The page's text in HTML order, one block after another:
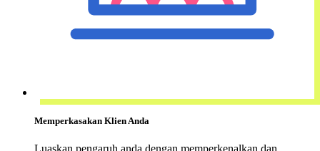
Memperkasakan Klien Anda
Luaskan pengaruh anda dengan memperkenalkan dan